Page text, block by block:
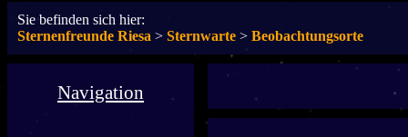
Sie befinden sich hier:
Sternenfreunde Riesa > Sternwarte > Beobachtungsorte
Navigation